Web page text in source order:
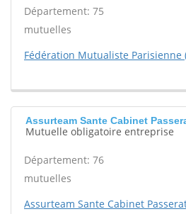
Département: 75
mutuelles
Fédération Mutualiste Parisienne
Assurteam Sante Cabinet
Mutuelle obligatoire entreprise
Département: 76
mutuelles
Assurteam Sante Cabinet